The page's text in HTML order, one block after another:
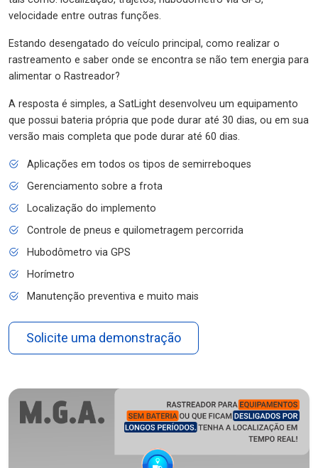
velocidade entre outras funções.
Estando desengatado do veículo principal, como realizar o
rastreamento e saber onde se encontra se não tem energia para
alimentar o Rastreador?
A resposta é simples, a SatLight desenvolveu um equipamento
que possui bateria própria que pode durar até 30 dias, ou em sua
versão mais completa que pode durar até 60 dias.
Aplicações em todos os tipos de semirreboques
Gerenciamento sobre a frota
Localização do implemento
Controle de pneus e quilometragem percorrida
Hubodômetro via GPS
Horímetro
Manutenção preventiva e muito mais
Solicite uma demonstração